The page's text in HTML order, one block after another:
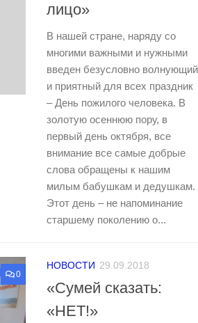
лицо»
В нашей стране, наряду со
многими важными и нужными
введен безусловно волнующий
и приятный для всех праздник
– День пожилого человека. В
золотую осеннюю пору, в
первый день октября, все
внимание все самые добрые
слова обращены к нашим
милым бабушкам и дедушкам.
Этот день – не напоминание
старшему поколению о...
0
НОВОСТИ 29.09.2018
«Сумей сказать:
«НЕТ!»